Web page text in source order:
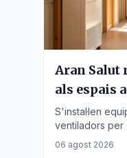
Aran
als espais
S'instal·len
ventiladors per
consultes i
06 agost 2026